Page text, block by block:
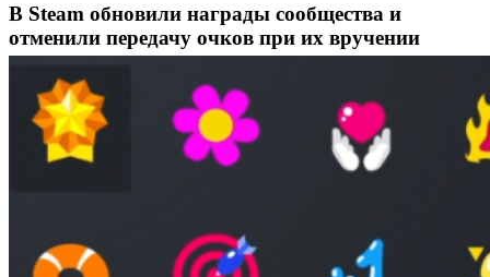
В Steam обновили награды сообщества и
отменили передачу очков при их вручении